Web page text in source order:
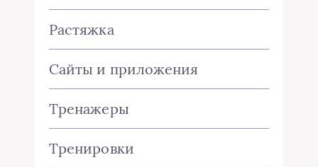
Растяжка
Сайты и приложения
Тренажеры
Тренировки